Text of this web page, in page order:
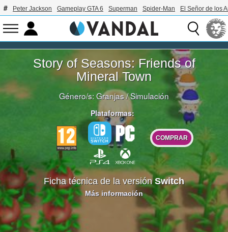
Peter Jackson Gameplay GTA 6 Superman Spider-Man El Señor de los
Story of Seasons: Friends of
Mineral Town
Género/s:Granjas/Simulación
Plataformas:
COMPRAR
Ficha técnica de la versiónSwitch
Más información